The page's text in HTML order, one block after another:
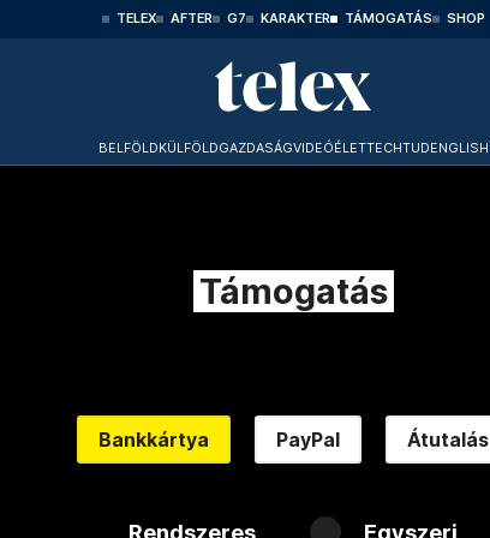
TELEX AFTER G7 KARAKTER TÁMOGATÁS SHOP
BELFÖLDKÜLFÖLDGAZDASÁGVIDEÓÉLETTECHTUDENGLISH
Támogatás
Bankkártya PayPal Átutalás
Rendszeres Egyszeri